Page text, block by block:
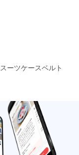
プ
カラビ
ナ付き
スト
レッチ
ベル
ト･･･4
ーツケースベルト